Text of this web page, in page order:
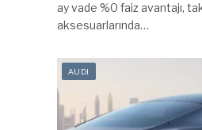
ay vade %0 faiz avantajı,
aksesuarlarında…
AUDI